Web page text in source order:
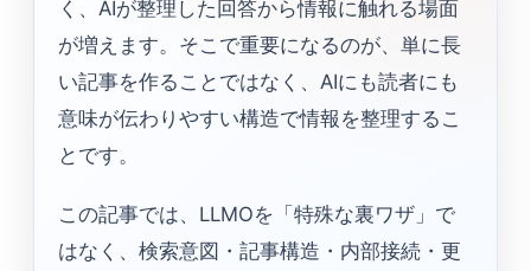
く、AIが整理した回答から情報に触れる場面
が増えます。そこで重要になるのが、単に長
い記事を作ることではなく、AIにも読者にも
意味が伝わりやすい構造で情報を整理するこ
とです。
この記事では、LLMOを「特殊な裏ワザ」で
はなく、検索意図・記事構造・内部接続・更